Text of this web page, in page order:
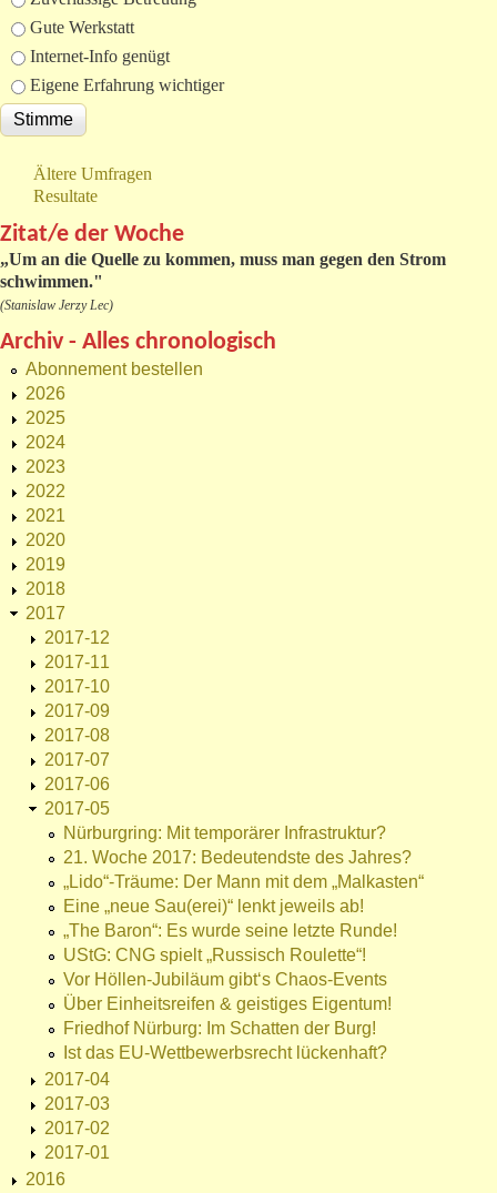
Gute Werkstatt
Internet-Info genügt
Eigene Erfahrung wichtiger
Ältere Umfragen
Resultate
Zitat/e der Woche
„Um an die Quelle zu kommen, muss man gegen den Strom
schwimmen."
(Stanislaw Jerzy Lec)
Archiv - Alles chronologisch
Abonnement bestellen
2026
2025
2024
2023
2022
2021
2020
2019
2018
2017
2017-12
2017-11
2017-10
2017-09
2017-08
2017-07
2017-06
2017-05
Nürburgring: Mit temporärer Infrastruktur?
21. Woche 2017: Bedeutendste des Jahres?
„Lido“-Träume: Der Mann mit dem „Malkasten“
Eine „neue Sau(erei)“ lenkt jeweils ab!
„The Baron“: Es wurde seine letzte Runde!
UStG: CNG spielt „Russisch Roulette“!
Vor Höllen-Jubiläum gibt‘s Chaos-Events
Über Einheitsreifen & geistiges Eigentum!
Friedhof Nürburg: Im Schatten der Burg!
Ist das EU-Wettbewerbsrecht lückenhaft?
2017-04
2017-03
2017-02
2017-01
2016